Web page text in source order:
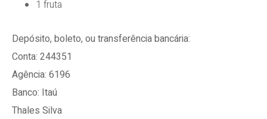
1 fruta
Depósito, boleto, ou transferência bancária:
Conta: 244351
Agência: 6196
Banco: Itaú
Thales Silva